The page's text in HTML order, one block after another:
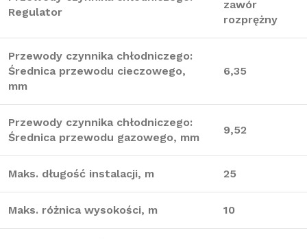
Regulator
zawór
rozprężny
Przewody czynnika chłodniczego:
Średnica przewodu cieczowego,
mm
6,35
Przewody czynnika chłodniczego:
Średnica przewodu gazowego, mm
9,52
Maks. długość instalacji, m 25
Maks. różnica wysokości, m 10